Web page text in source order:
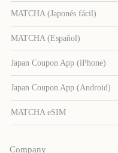
MATCHA (Japonés fácil)
MATCHA (Español)
Japan Coupon App (iPhone)
Japan Coupon App (Android)
MATCHA eSIM
Company